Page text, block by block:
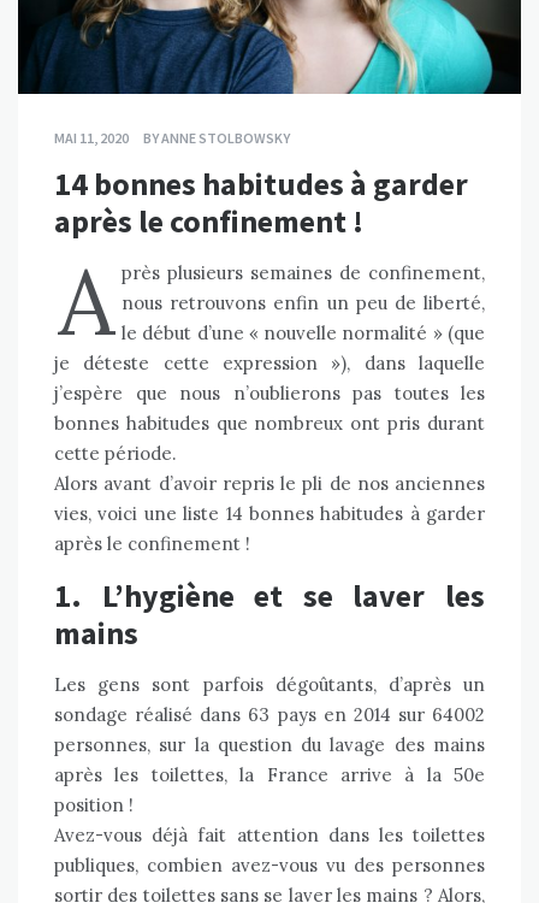
MAI 11, 2020 BYANNE STOLBOWSKY
14 bonnes habitudes à garder
après le confinement !
A près plusieurs semaines de confinement,
nous retrouvons enfin un peu de liberté,
le début d’une « nouvelle normalité » (que
je déteste cette expression »), dans laquelle
j’espère que nous n’oublierons pas toutes les
bonnes habitudes que nombreux ont pris durant
cette période.
Alors avant d’avoir repris le pli de nos anciennes
vies, voici une liste 14 bonnes habitudes à garder
après le confinement !
1. L’hygiène et se laver les
mains
Les gens sont parfois dégoûtants, d’après un
sondage réalisé dans 63 paysen 2014 sur 64002
personnes, sur la question du lavage des mains
après les toilettes, la France arrive à la 50e
position !
Avez-vous déjà fait attention dans les toilettes
publiques, combien avez-vous vu des personnes
sortir des toilettes sans se laver les mains ? Alors,